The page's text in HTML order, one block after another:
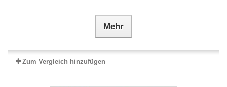
Mehr
Zum Vergleich hinzufügen